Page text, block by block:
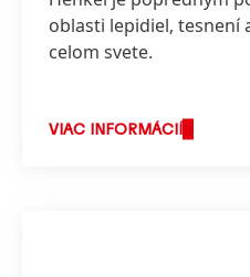
oblasti lepidiel, tesnení
celom svete.
VIAC INFORMÁCIÍ